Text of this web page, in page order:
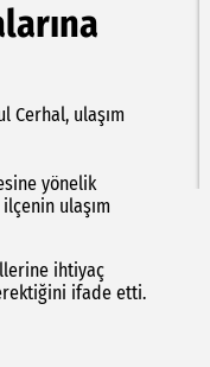
Cerhal, ulaşım
yönelik
ulaşım
ihtiyaç
ifade etti.